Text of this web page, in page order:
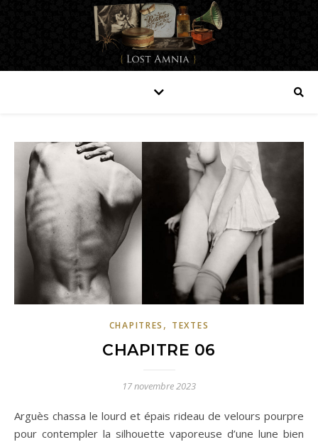
CHAPITRES , TEXTES
CHAPITRE 06
17 novembre 2023
Arguès chassa le lourd et épais rideau de velours pourpre
pour contempler la silhouette vaporeuse d’une lune bien